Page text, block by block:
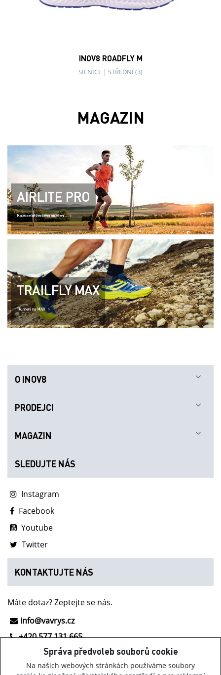
Správa předvoleb souborů cookie
Na našich webových stránkách používáme soubory
AIRLITE PRO
O INOV8
PRODEJCI
MAGAZIN
SLEDUJTE NÁS
Instagram
Facebook
Youtube
Twitter
KONTAKTUJTE NÁS
Máte dotaz? Zeptejte se nás.
info@vavrys.cz
+420 577 131 665
NOVINKY Z INOV-8